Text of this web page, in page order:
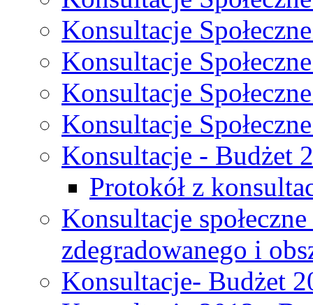
Konsultacje
Konsultacje
Konsultacje
Konsultacje
Konsultacje - Budżet
Protokół z
Konsultacje
zdegradowanego i
Konsultacje- Budżet